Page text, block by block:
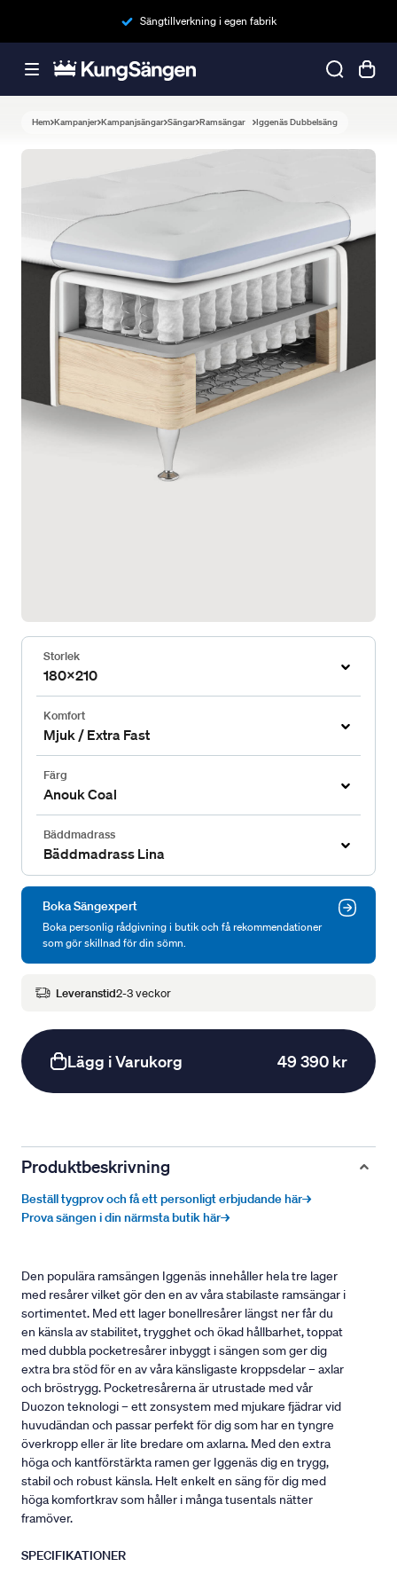
Sängtillverkning i egen fabrik
Hem Kampanjer Kampanjsängar Sängar Ramsängar Iggenäs Dubbelsäng
Storlek
180x210
Komfort
Mjuk / Extra Fast
Färg
Anouk Coal
Bäddmadrass
Bäddmadrass Lina
Boka Sängexpert
Boka personlig rådgivning i butik och få rekommendationer
som gör skillnad för din sömn.
Leveranstid2-3 veckor
Lägg i Varukorg 49 390 kr
Produktbeskrivning
Beställ tygprov och få ett personligt erbjudande här→
Prova sängen i din närmsta butik här→
Den populära ramsängen Iggenäs innehåller hela tre lager
med resårer vilket gör den en av våra stabilaste ramsängar i
sortimentet. Med ett lager bonellresårer längst ner får du
en känsla av stabilitet, trygghet och ökad hållbarhet, toppat
med dubbla pocketresårer inbyggt i sängen som ger dig
extra bra stöd för en av våra känsligaste kroppsdelar – axlar
och bröstrygg. Pocketresårerna är utrustade med vår
Duozon teknologi – ett zonsystem med mjukare fjädrar vid
huvudändan och passar perfekt för dig som har en tyngre
överkropp eller är lite bredare om axlarna. Med den extra
höga och kantförstärkta ramen ger Iggenäs dig en trygg,
stabil och robust känsla. Helt enkelt en säng för dig med
höga komfortkrav som håller i många tusentals nätter
framöver.
SPECIFIKATIONER